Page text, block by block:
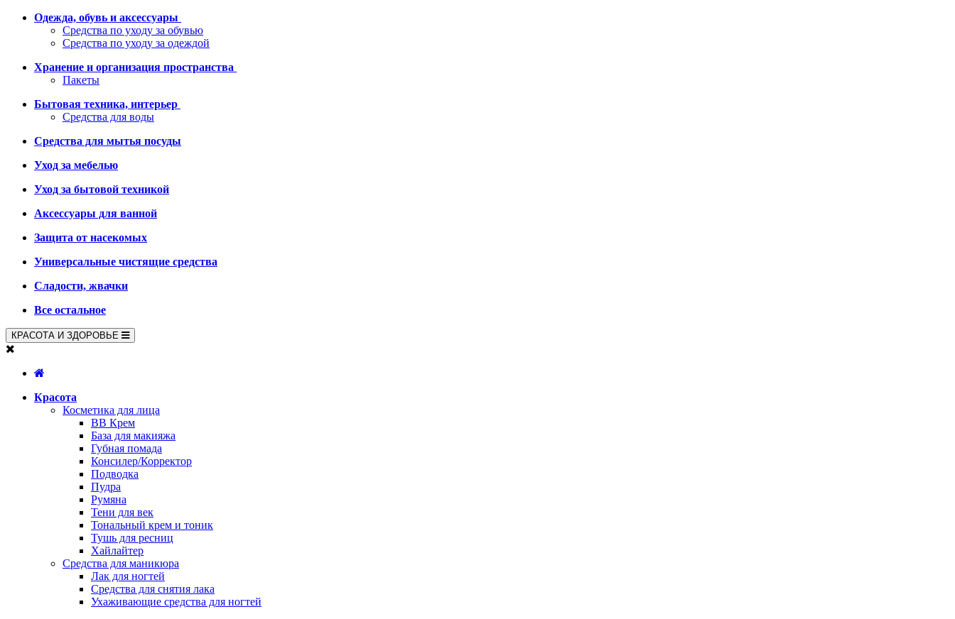
Одежда, обувь и аксессуары
Средства по уходу за обувью
Средства по уходу за одеждой
Хранение и организация пространства
Пакеты
Бытовая техника, интерьер
Средства для воды
Средства для мытья посуды
Уход за мебелью
Уход за бытовой техникой
Аксессуары для ванной
Защита от насекомых
Универсальные чистящие средства
Сладости, жвачки
Все остальное
КРАСОТА И ЗДОРОВЬЕ
Красота
Косметика для лица
BB Крем
База для макияжа
Губная помада
Консилер/Корректор
Подводка
Пудра
Румяна
Тени для век
Тональный крем и тоник
Тушь для ресниц
Хайлайтер
Средства для маникюра
Лак для ногтей
Средства для снятия лака
Ухаживающие средства для ногтей